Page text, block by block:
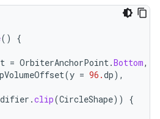
()
{
= OrbiterAnchorPoint .Bottom,
(y = 96.dp),
.clip(CircleShape))
{